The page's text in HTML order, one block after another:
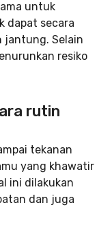
untuk
dapat secara
jantung. Selain
resiko
rutin
tekanan
yang khawatir
ini dilakukan
dan juga